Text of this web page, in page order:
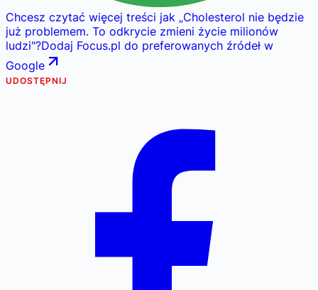
Chcesz czytać więcej treści jak „Cholesterol nie będzie
już problemem. To odkrycie zmieni życie milionów
ludzi"?Dodaj Focus.pl do preferowanych źródeł w
Google
UDOSTĘPNIJ